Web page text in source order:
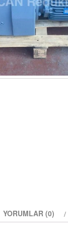
YORUMLAR (0)